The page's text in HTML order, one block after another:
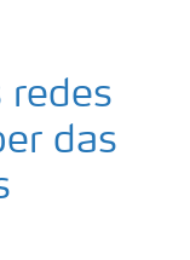
redes
das